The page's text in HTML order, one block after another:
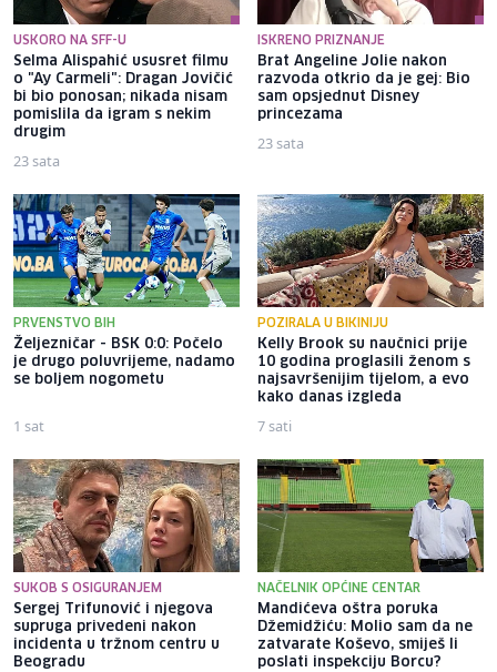
USKORO NA SFF-U
Selma Alispahić ususret filmu
o "Ay Carmeli": Dragan Jovičić
bi bio ponosan; nikada nisam
pomislila da igram s nekim
drugim
23 sata
ISKRENO PRIZNANJE
Brat Angeline Jolie nakon
razvoda otkrio da je gej: Bio
sam opsjednut Disney
princezama
23 sata
PRVENSTVO BIH
Željezničar - BSK 0:0: Počelo
je drugo poluvrijeme, nadamo
se boljem nogometu
1 sat
POZIRALA U BIKINIJU
Kelly Brook su naučnici prije
10 godina proglasili ženom s
najsavršenijim tijelom, a evo
kako danas izgleda
7 sati
SUKOB S OSIGURANJEM
Sergej Trifunović i njegova
supruga privedeni nakon
incidenta u tržnom centru u
Beogradu
NAČELNIK OPĆINE CENTAR
Mandićeva oštra poruka
Džemidžiću: Molio sam da ne
zatvarate Koševo, smiješ li
poslati inspekciju Borcu?